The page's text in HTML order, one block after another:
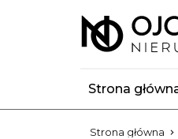
Strona
Strona główna